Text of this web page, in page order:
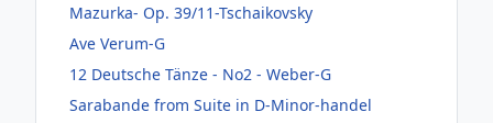
Mazurka- Op. 39/11-Tschaikovsky
Ave Verum-G
12 Deutsche Tänze - No2 - Weber-G
Sarabande from Suite in D-Minor-handel